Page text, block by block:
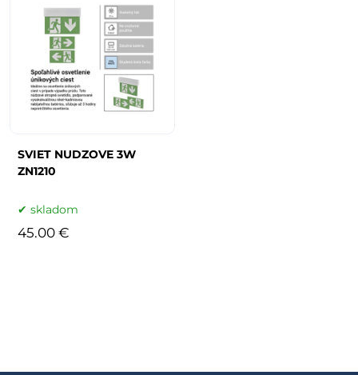
SVIET NUDZOVE 3W
ZN1210
skladom
45.00 €